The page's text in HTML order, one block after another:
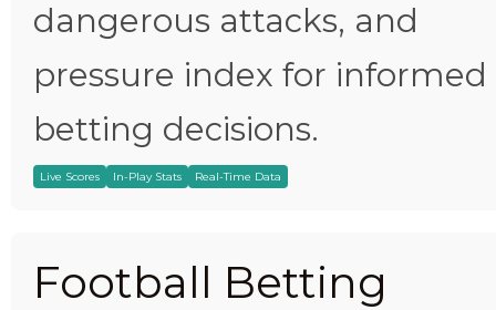
dangerous attacks, and
pressure index for informed
betting decisions.
Live Scores In-Play Stats Real-Time Data
Football Betting